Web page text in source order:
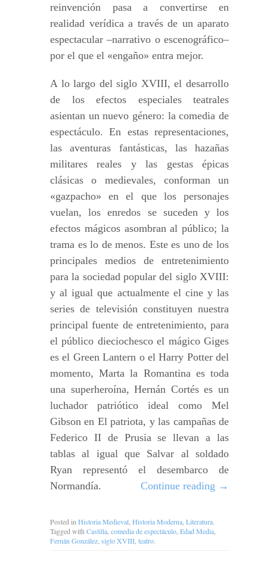
reinvención pasa a convertirse en
realidad verídica a través de un aparato
espectacular –narrativo o escenográfico–
por el que el «engaño» entra mejor.
A lo largo del siglo XVIII, el desarrollo
de los efectos especiales teatrales
asientan un nuevo género: la comedia de
espectáculo. En estas representaciones,
las aventuras fantásticas, las hazañas
militares reales y las gestas épicas
clásicas o medievales, conforman un
«gazpacho» en el que los personajes
vuelan, los enredos se suceden y los
efectos mágicos asombran al público; la
trama es lo de menos. Este es uno de los
principales medios de entretenimiento
para la sociedad popular del siglo XVIII:
y al igual que actualmente el cine y las
series de televisión constituyen nuestra
principal fuente de entretenimiento, para
el público dieciochesco el mágico Giges
es el Green Lantern o el Harry Potter del
momento, Marta la Romantina es toda
una superheroína, Hernán Cortés es un
luchador patriótico ideal como Mel
Gibson en El patriota, y las campañas de
Federico II de Prusia se llevan a las
tablas al igual que Salvar al soldado
Ryan representó el desembarco de
Normandía.
Continue reading →
Posted in Historia Medieval Historia Moderna Literatura.
Tagged with Castilla comedia de espectáculo Edad Media
Fernán González siglo XVIII teatro.